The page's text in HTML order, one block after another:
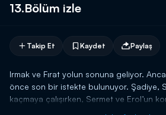
13.Bölüm izle
Takip Et Kaydet Paylaş
Irmak ve Fırat yolun sonuna geliyor.
önce son bir istekte bulunuyor. Şadiye,
kaçmaya çalışırken, Sermet ve Erol’un